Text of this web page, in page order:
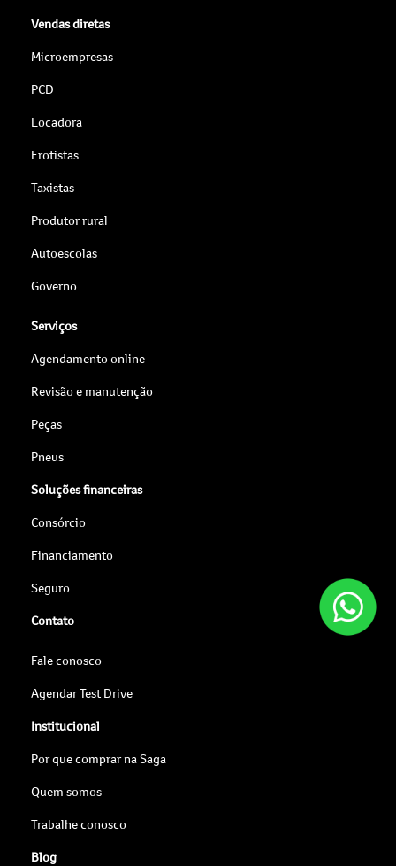
Vendas diretas
Microempresas
PCD
Locadora
Frotistas
Taxistas
Produtor rural
Autoescolas
Governo
Serviços
Agendamento online
Revisão e manutenção
Peças
Pneus
Soluções financeiras
Consórcio
Financiamento
Seguro
Contato
Fale conosco
Agendar Test Drive
Institucional
Por que comprar na Saga
Quem somos
Trabalhe conosco
Blog